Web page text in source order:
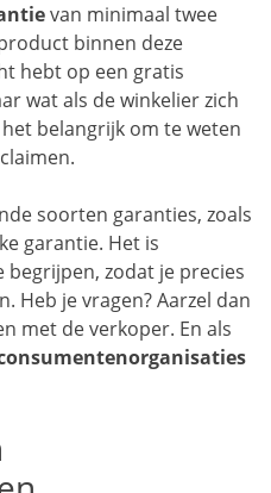
van minimaal twee
binnen deze
hebt op een gratis
wat als de winkelier zich
belangrijk om te weten
soorten garanties, zoals
garantie. Het is
zodat je precies
Heb je vragen? Aarzel dan
met de verkoper. En als